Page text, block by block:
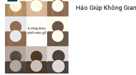
Hảo Giúp Không